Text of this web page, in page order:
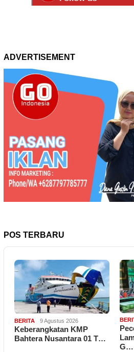
ADVERTISEMENT
POS TERBARU
BERITA 9 Agustus 2026
Keberangkatan KMP
Bahtera Nusantara 01 T…
G…